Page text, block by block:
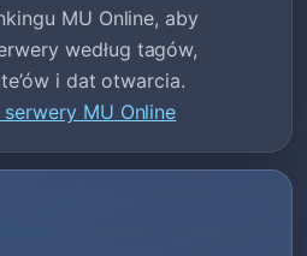
MU Online, aby
według tagów,
i dat otwarcia.
MU Online